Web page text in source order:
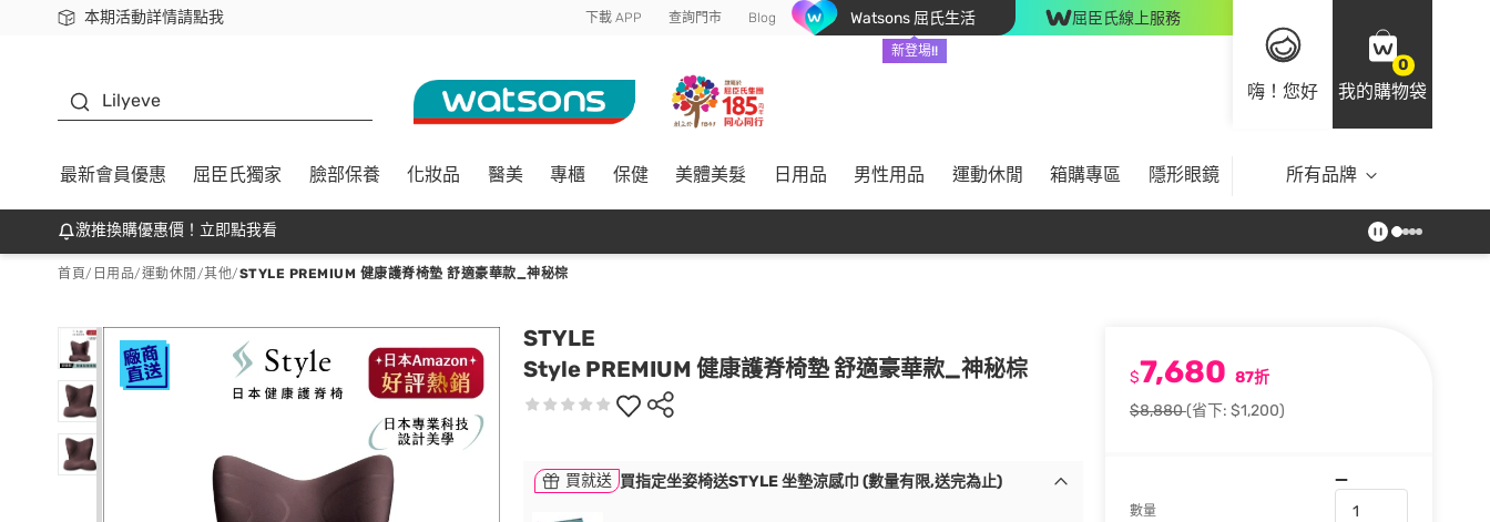
本期活動詳情請點我
下載app最高回饋$350 下載 APP 查詢門市 Blog Watsons 屈氏生活
新登場!!
屈臣氏線上服務
嗨！您好
0
我的購物袋
Lilyeve
最新會員優惠 屈臣氏獨家 臉部保養 化妝品 醫美 專櫃 保健 美體美髮 日用品 男性用品 運動休閒 箱購專區 隱形眼鏡 所有品牌
激推換購優惠價！立即點我看
首頁/ 日用品/運動休閒 /其他/STYLE PREMIUM 健康護脊椅墊 舒適豪華款_神秘棕
STYLE
Style PREMIUM 健康護脊椅墊 舒適豪華款_神秘棕
$7,680 87折
$8,880(省下: $1,200)
數量
買就送 買指定坐姿椅送STYLE 坐墊涼感巾 (數量有限,送完為止)